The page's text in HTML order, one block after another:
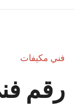
فني مكيفات